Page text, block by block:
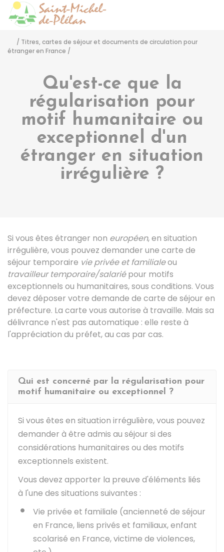
/ Titres, cartes de séjour et documents de circulation pour
étranger en France /
Qu'est-ce que la
régularisation pour
motif humanitaire ou
exceptionnel d'un
étranger en situation
irrégulière ?
Si vous êtes étranger non européen, en situation
irrégulière, vous pouvez demander une carte de
séjour temporaire vie privée et familialeou
travailleur temporaire/salariépour motifs
exceptionnels ou humanitaires, sous conditions. Vous
devez déposer votre demande de carte de séjour en
préfecture. La carte vous autorise à travaille. Mais sa
délivrance n'est pas automatique : elle reste à
l'appréciation du préfet, au cas par cas.
Qui est concerné par la régularisation pour
motif humanitaire ou exceptionnel ?
Si vous êtes en situation irrégulière, vous pouvez
demander à être admis au séjour si des
considérations humanitaires ou des motifs
exceptionnels existent.
Vous devez apporter la preuve d'éléments liés
à l'une des situations suivantes :
Vie privée et familiale (ancienneté de séjour
en France, liens privés et familiaux, enfant
scolarisé en France, victime de violences,